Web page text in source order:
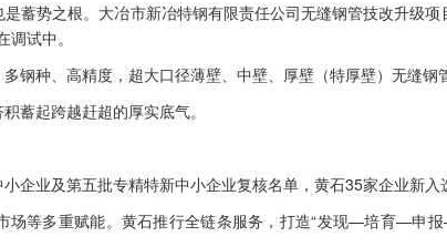
势之根。大冶市新冶特钢有限责任公司无缝钢管技改升级
试中。
种、高精度，超大口径薄壁、中壁、厚壁（特厚壁）无缝钢
起跨越赶超的厚实底气。
业及第五批专精特新中小企业复核名单，黄石35家企业新入
等多重赋能。黄石推行全链条服务，打造“发现—培育—申